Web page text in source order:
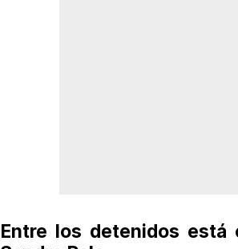
Entre los detenidos está